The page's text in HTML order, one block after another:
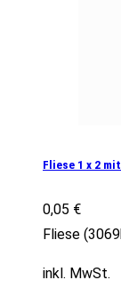
Fliese 1 x 2
0,05 €
Fliese
inkl. MwSt.